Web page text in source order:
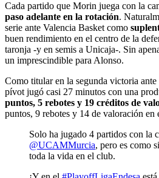
Cada partido que Morin juega con la
paso adelante en la rotación.
serie ante Valencia Basket como
buen rendimiento en el centro de la
taronja -y en semis a Unicaja-. Sin
un imprescindible para Alonso.
Como titular en la segunda victoria
pívot jugó casi 27 minutos con una
puntos, 5 rebotes y 19 créditos de
puntos, 9 rebotes y 14 de valoración en
Solo ha jugado 4 partidos con la
@UCAMMurcia, pero es como
toda la vida en el club.